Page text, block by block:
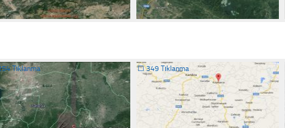
Tıklanma ☐349 Tıklanma